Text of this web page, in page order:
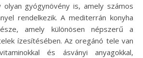
gyógynövény is, amely számos
rendelkezik. A mediterrán konyha
amely különösen népszerű a
ízesítésében. Az oregánó tele van
és ásványi anyagokkal,